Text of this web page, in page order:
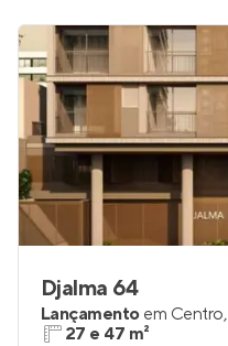
Djalma 64
Lançamento em Centro,
27 e 47 m²